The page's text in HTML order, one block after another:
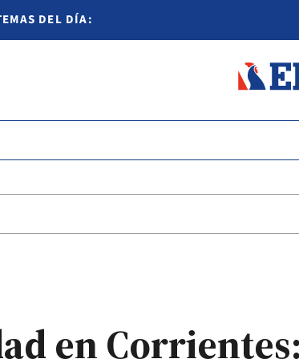
DEL DÍA:
en